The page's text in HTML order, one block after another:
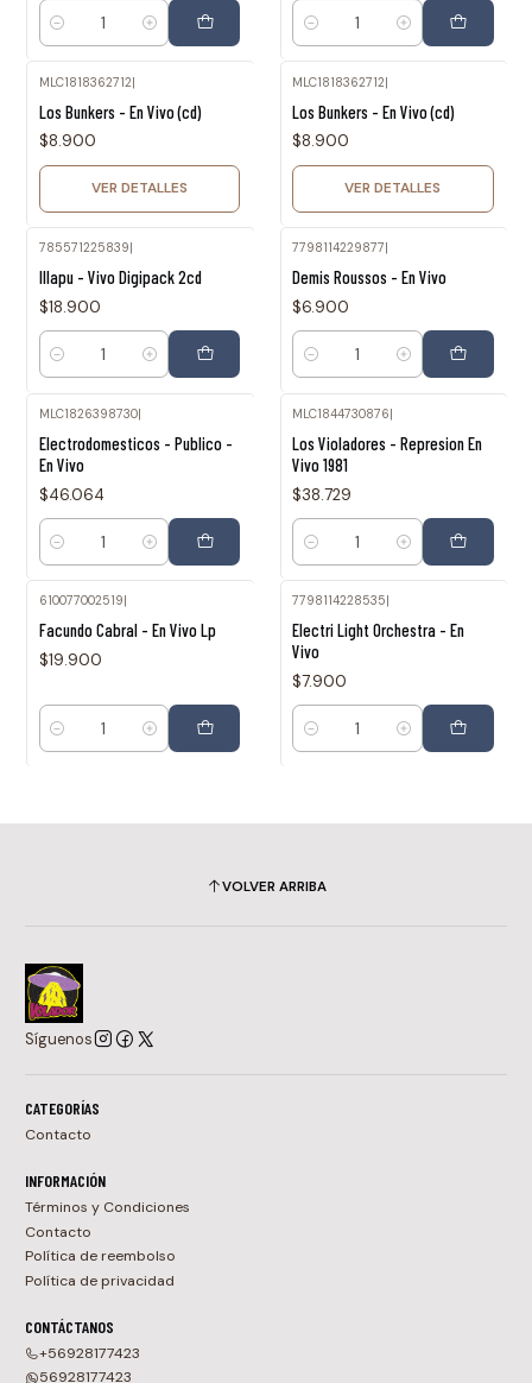
Cantidad Cantidad
MLC1818362712|
Los Bunkers - En Vivo (cd)
$8.900
VER DETALLES
MLC1818362712|
Los Bunkers - En Vivo (cd)
$8.900
VER DETALLES
785571225839
Illapu - Vivo Digipack 2cd
$18.900
Cantidad
7798114229877
Demis Roussos - En Vivo
$6.900
Cantidad
MLC1826398730|
Electrodomesticos - Publico -
En Vivo
$46.064
Cantidad
MLC1844730876|
Los Violadores - Represion En
Vivo 1981
$38.729
Cantidad
610077002519
Facundo Cabral - En Vivo Lp
$19.900
Cantidad
7798114228535
Electri Light Orchestra - En
Vivo
$7.900
Cantidad
VOLVER ARRIBA
Síguenos
CATEGORÍAS
Contacto
INFORMACIÓN
Términos y Condiciones
Contacto
Política de reembolso
Política de privacidad
CONTÁCTANOS
+56928177423
56928177423